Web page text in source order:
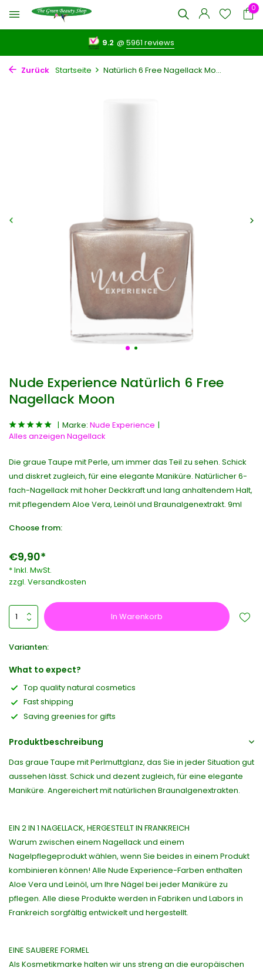
0
9.2 @5961 reviews
Zurück Startseite Natürlich 6 Free Nagellack Mo...
Nude Experience Natürlich 6 Free
Nagellack Moon
Marke: Nude Experience
Alles anzeigen Nagellack
Die graue Taupe mit Perle, um immer das Teil zu sehen. Schick
und diskret zugleich, für eine elegante Maniküre. Natürlicher 6-
fach-Nagellack mit hoher Deckkraft und lang anhaltendem Halt,
mit pflegendem Aloe Vera, Leinöl und Braunalgenextrakt. 9ml
Choose from:
€9,90*
* Inkl. MwSt.
zzgl. Versandkosten
In Warenkorb
Varianten:
What to expect?
Top quality natural cosmetics
Fast shipping
Saving greenies for gifts
Produktbeschreibung
Das graue Taupe mit Perlmuttglanz, das Sie in jeder Situation gut
aussehen lässt. Schick und dezent zugleich, für eine elegante
Maniküre. Angereichert mit natürlichen Braunalgenextrakten.
EIN 2 IN 1 NAGELLACK, HERGESTELLT IN FRANKREICH
Warum zwischen einem Nagellack und einem
Nagelpflegeprodukt wählen, wenn Sie beides in einem Produkt
kombinieren können! Alle Nude Experience-Farben enthalten
Aloe Vera und Leinöl, um Ihre Nägel bei jeder Maniküre zu
pflegen. Alle diese Produkte werden in Fabriken und Labors in
Frankreich sorgfältig entwickelt und hergestellt.
EINE SAUBERE FORMEL
Als Kosmetikmarke halten wir uns streng an die europäischen